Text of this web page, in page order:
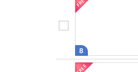
8